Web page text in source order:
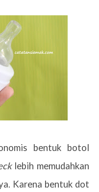
bentuk botol
lebih memudahkan
Karena bentuk dot